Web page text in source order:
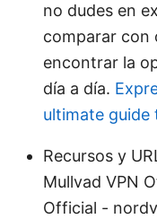
no dudes en
comparar con
encontrar la
día a día.
ultimate guide
Recursos y
Mullvad VPN
Official -